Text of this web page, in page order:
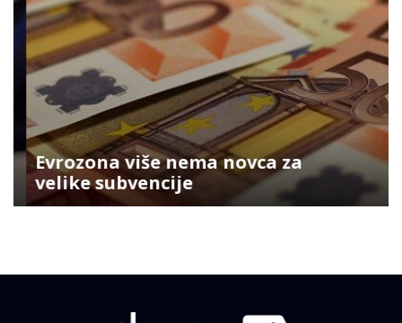
Evrozona više nema novca za
velike subvencije